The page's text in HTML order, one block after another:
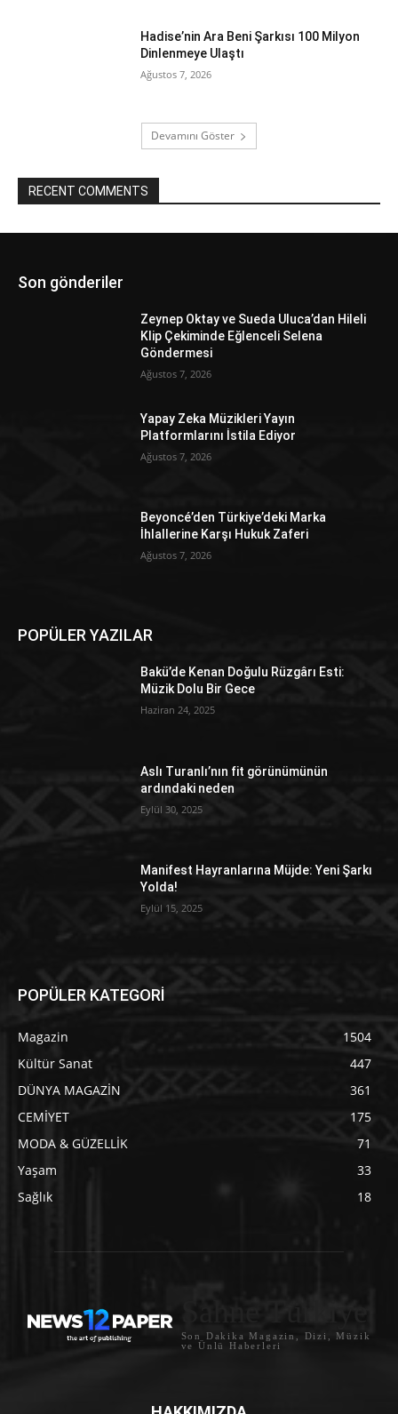
Hadise’nin Ara Beni Şarkısı 100 Milyon
Dinlenmeye Ulaştı
Ağustos 7, 2026
Devamını Göster
RECENT COMMENTS
Son gönderiler
Zeynep Oktay ve Sueda Uluca’dan Hileli
Klip Çekiminde Eğlenceli Selena
Göndermesi
Ağustos 7, 2026
Yapay Zeka Müzikleri Yayın
Platformlarını İstila Ediyor
Ağustos 7, 2026
Beyoncé’den Türkiye’deki Marka
İhlallerine Karşı Hukuk Zaferi
Ağustos 7, 2026
POPÜLER YAZILAR
Bakü’de Kenan Doğulu Rüzgârı Esti:
Müzik Dolu Bir Gece
Haziran 24, 2025
Aslı Turanlı’nın fit görünümünün
ardındaki neden
Eylül 30, 2025
Manifest Hayranlarına Müjde: Yeni Şarkı
Yolda!
Eylül 15, 2025
POPÜLER KATEGORİ
Magazin
1504
Kültür Sanat
447
DÜNYA MAGAZİN
361
CEMİYET
175
MODA & GÜZELLİK
71
Yaşam
33
Sağlık
18
Sahne Türkiye
Son Dakika Magazin, Dizi, Müzik
ve Ünlü Haberleri